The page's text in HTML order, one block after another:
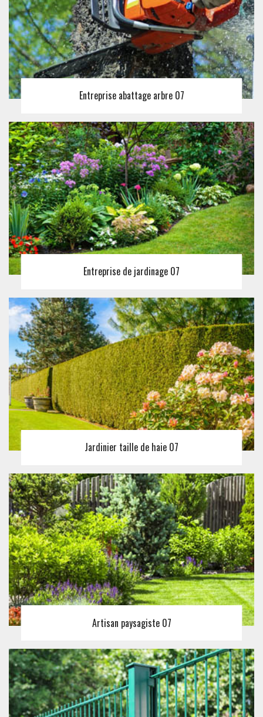
Entreprise abattage arbre 07
Entreprise de jardinage 07
Jardinier taille de haie 07
Artisan paysagiste 07